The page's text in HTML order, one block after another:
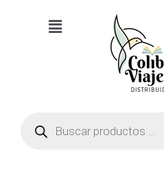
Menú
productos